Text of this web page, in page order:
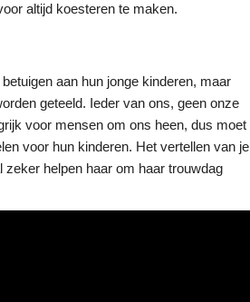
altijd koesteren te maken.
aan hun jonge kinderen, maar
geteeld. Ieder van ons, geen onze
voor mensen om ons heen, dus moet
voor hun kinderen. Het vertellen van je
helpen haar om haar trouwdag